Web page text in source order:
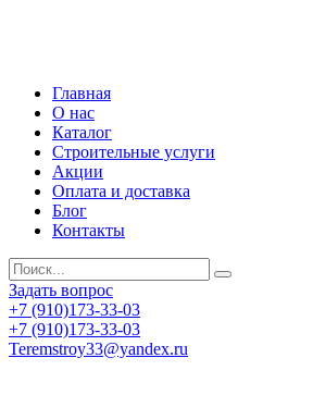
Главная
О нас
Каталог
Строительные услуги
Акции
Оплата и доставка
Блог
Контакты
Задать вопрос
+7 (910)173-33-03
+7 (910)173-33-03
Teremstroy33@yandex.ru